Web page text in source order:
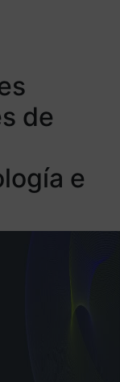
de
e